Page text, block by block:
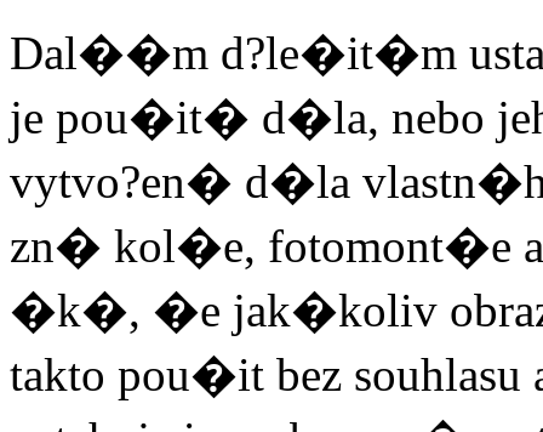
Dal��m d?le�it�m
je pou�it� d�la, nebo
vytvo?en� d�la
zn� kol�e, fotomont�e a
�k�, �e jak�koliv
takto pou�it bez souhlasu